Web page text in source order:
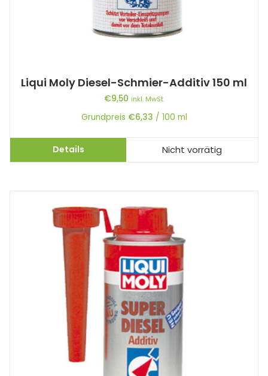
Liqui Moly Diesel-Schmier-Additiv 150 ml
€9,50 inkl. MwSt.
Grundpreis €6,33 / 100 ml
Details Nicht vorrätig